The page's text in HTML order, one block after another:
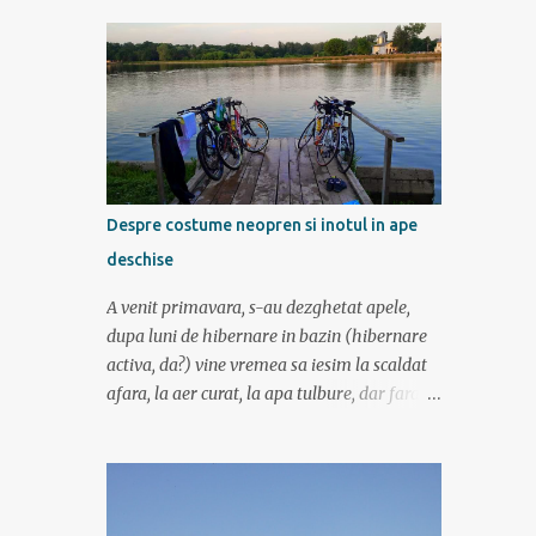
si mancare cat pentru 5 zile. In plus de ce ne-
am fi grabit cand era asa de frumos? :) Ziua I
Dupa tura de leneveala de la mare/delta se
cuvenea ceva tare la munte, la altitudine, la
aer curat. Si unde se putea mai sus decat in
Muntii Fagaras , cea mai lunga creasta
montana din Romania si cu cele mai inalte
trei varfuri: Moldoveanu, Negoiu si Vistea
Mare. Am planuit sa parcurgem toata
creasta in 5 zile, de la vest la est. In total 70
de km. De la orele de geografie din scoala ne
aminteam ca grupa Muntilor Fagaras se
intinde intre Turnu Rosu (pe Valea Oltului) si
unde luam trenul pret de jumatate de ora
Despre costume neopren si inotul in ape
deschise
A venit primavara, s-au dezghetat apele,
dupa luni de hibernare in bazin (hibernare
activa, da?) vine vremea sa iesim la scaldat
afara, la aer curat, la apa tulbure, dar fara